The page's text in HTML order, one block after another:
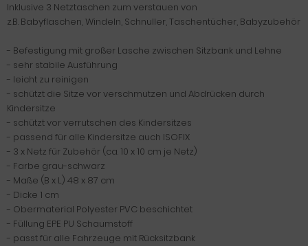
Inklusive 3 Netztaschen zum verstauen von
z.B. Babyflaschen, Windeln, Schnuller, Taschentücher, Babyzubehör
- Befestigung mit großer Lasche zwischen Sitzbank und Lehne
- sehr stabile Ausführung
- leicht zu reinigen
- schützt die Sitze vor verschmutzen und Abdrücken durch
Kindersitze
- schützt vor verrutschen des Kindersitzes
- passend für alle Kindersitze auch ISOFIX
- 3 x Netz für Zubehör (ca. 10 x 10 cm je Netz)
- Farbe grau-schwarz
- Maße (B x L) 48 x 87 cm
- Dicke 1 cm
- Obermaterial Polyester PVC beschichtet
- Füllung EPE PU Schaumstoff
- passt für alle Fahrzeuge mit Rücksitzbank